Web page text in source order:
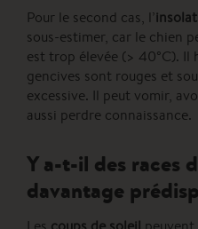
Pour le second cas, l’
sous-estimer, car le chien
est trop élevée (> 40°C). Il
gencives sont rouges et
excessive. Il peut vomir,
aussi perdre connaissance.
Y a-t-il des races
davantage